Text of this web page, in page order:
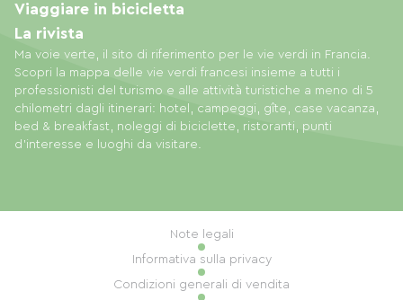
Ma voie verte, il sito di riferimento per le vie verdi in Francia.
Scopri la mappa delle vie verdi francesi insieme a tutti i
professionisti del turismo e alle attività turistiche a meno di 5
chilometri dagli itinerari: hotel, campeggi, gîte, case vacanza,
bed & breakfast, noleggi di biciclette, ristoranti, punti
d'interesse e luoghi da visitare.
Viaggiare in bicicletta
La rivista
Note legali
Informativa sulla privacy
Condizioni generali di vendita